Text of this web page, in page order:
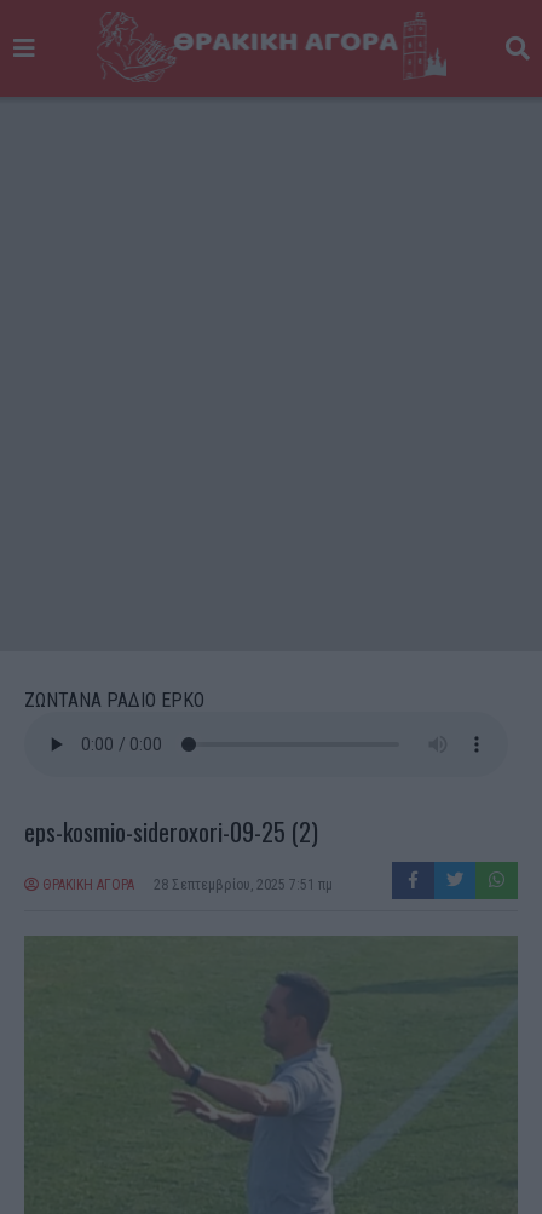
ΖΩΝΤΑΝΑ ΡΑΔΙΟ ΕΡΚΟ
eps-kosmio-sideroxori-09-25 (2)
ΘΡΑΚΙΚΗ ΑΓΟΡΑ 28 Σεπτεμβρίου, 2025 7:51 πμ